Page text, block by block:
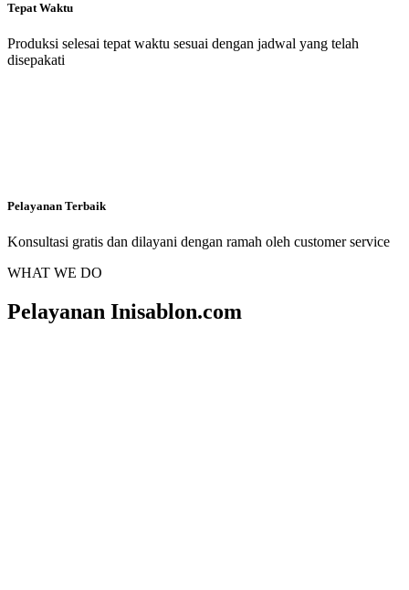
Tepat Waktu
Produksi selesai tepat waktu sesuai dengan jadwal yang telah
disepakati
Pelayanan Terbaik
Konsultasi gratis dan dilayani dengan ramah oleh customer service
WHAT WE DO
Pelayanan Inisablon.com